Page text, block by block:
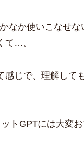
なか使いこなせな
て…。
感じで、理解して
トGPTには大変